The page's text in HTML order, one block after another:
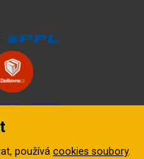
používá cookies soubory.